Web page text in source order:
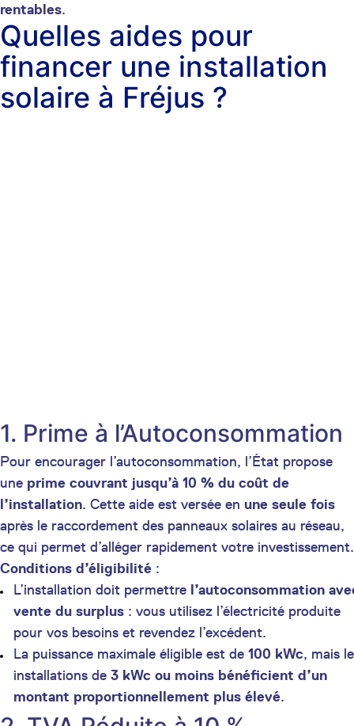
rentables.
Quelles aides pour
financer une installation
solaire à Fréjus ?
1. Prime à l’Autoconsommation
Pour encourager l’autoconsommation, l’État propose
une prime couvrant jusqu’à 10 % du coût de
l’installation. Cette aide est versée en une seule fois
après le raccordement des panneaux solaires au réseau,
ce qui permet d’alléger rapidement votre investissement.
Conditions d’éligibilité :
L’installation doit permettre l’autoconsommation
vente du surplus : vous utilisez l’électricité produite
pour vos besoins et revendez l’excédent.
La puissance maximale éligible est de 100 kWc, mais
installations de 3 kWc ou moins bénéficient d’un
montant proportionnellement plus élevé.